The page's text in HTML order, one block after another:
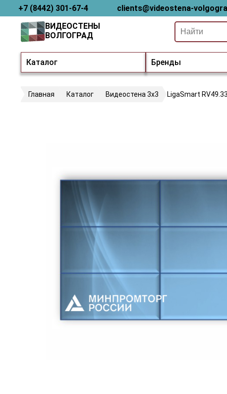
+7 (8442) 301-67-4 clients@videostena-
Каталог Бренды
ВИДЕОСТЕНЫ
ВОЛГОГРАД
Главная Каталог Видеостена 3х3 LigaSmart